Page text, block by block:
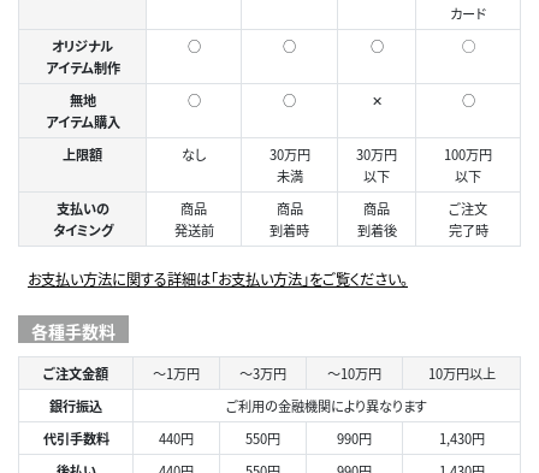
カード
オリジナル
アイテム制作
○ ○ ○ ◯
無地
アイテム購入
○ ○ ✕ ○
上限額 なし
30万円
未満
30万円
以下
100万円
以下
支払いの
タイミング
商品
発送前
商品
到着時
商品
到着後
ご注文
完了時
お支払い方法に関する詳細は「お支払い方法」をご覧ください。
各種手数料
ご注文金額 ～1万円 ～3万円 ～10万円
10万円以上
銀行振込
ご利用の金融機関により異なります
代引手数料
440円 550円 990円
1,430円